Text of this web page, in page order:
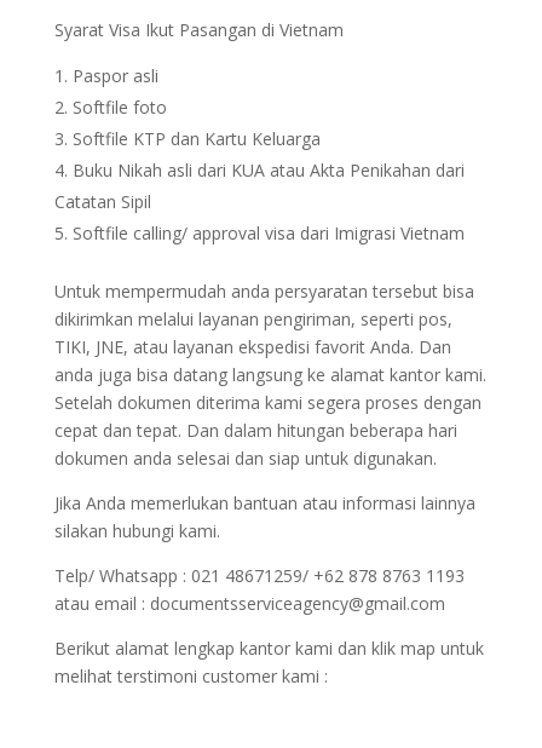
Syarat Visa Ikut Pasangan di Vietnam
Paspor asli
Softfile foto
Softfile KTP dan Kartu Keluarga
Buku Nikah asli dari KUA atau Akta Penikahan dari
Catatan Sipil
Softfile calling/ approval visa dari Imigrasi Vietnam
Untuk mempermudah anda persyaratan tersebut bisa
dikirimkan melalui layanan pengiriman, seperti pos,
TIKI, JNE, atau layanan ekspedisi favorit Anda. Dan
anda juga bisa datang langsung ke alamat kantor kami.
Setelah dokumen diterima kami segera proses dengan
cepat dan tepat. Dan dalam hitungan beberapa hari
dokumen anda selesai dan siap untuk digunakan.
Jika Anda memerlukan bantuan atau informasi lainnya
silakan hubungi kami.
Telp/ Whatsapp : 021 48671259/ +62 878 8763 1193
atau email : documentsserviceagency@gmail.com
Berikut alamat lengkap kantor kami dan klik map untuk
melihat terstimoni customer kami :